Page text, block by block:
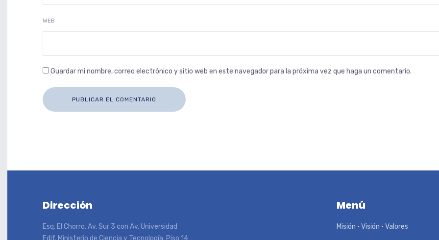
WEB
Guardar mi nombre, correo electrónico y sitio web en este navegador para la próxima vez que haga un comentario.
Dirección
Esq. El Chorro, Av. Sur 3 con Av. Universidad
Menú
Misión • Visión • Valores